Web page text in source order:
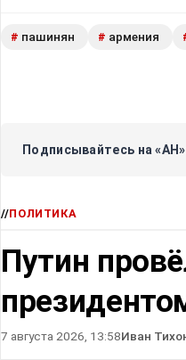
# пашинян # армения
Подписывайтесь на
//ПОЛИТИКА
Путин
7 августа 2026, 13:58Иван